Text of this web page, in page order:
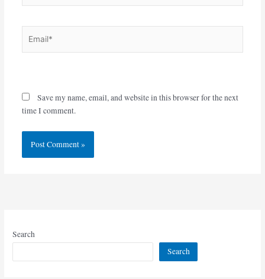
Save my name, email, and website in this browser for the next
time I comment.
Search
Search